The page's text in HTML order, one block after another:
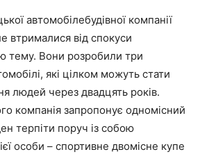
автомобілебудівної компанії
втрималися від спокуси
тему. Вони розробили три
які цілком можуть стати
людей через двадцять років.
компанія запропонує одномісний
терпіти поруч із собою
особи – спортивне двомісне купе